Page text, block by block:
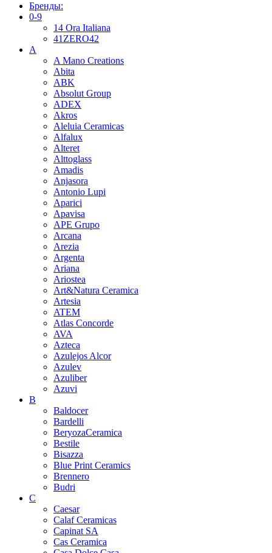
Бренды:
0-9
14 Ora Italiana
41ZERO42
A
A Mano Creations
Abita
ABK
Absolut Group
ADEX
Akros
Aleluia Ceramicas
Alfalux
Alteret
Alttoglass
Amadis
Anjasora
Antonio Lupi
Aparici
Apavisa
APE Grupo
Arcana
Arezia
Argenta
Ariana
Ariostea
Art&Natura Ceramica
Artesia
ATEM
Atlas Concorde
AVA
Azteca
Azulejos Alcor
Azulev
Azuliber
Azuvi
B
Baldocer
Bardelli
BeryozaCeramica
Bestile
Bisazza
Blue Print Ceramics
Brennero
Budri
C
Caesar
Calaf Ceramicas
Capinat SA
Cas Ceramica